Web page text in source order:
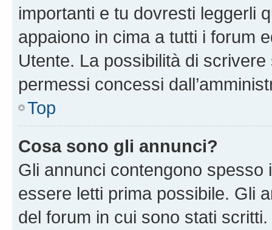
importanti e tu dovresti leggerli
appaiono in cima a tutti i forum
Utente. La possibilità di
permessi concessi
Top
Cosa sono gli annunci?
Gli annunci contengono
essere letti prima possibile. Gli
del forum in cui sono stati